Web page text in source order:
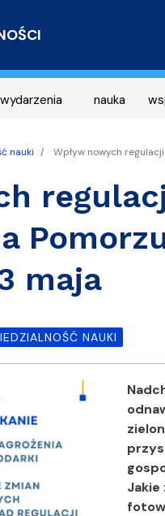
wydarzenia nauka
nauki Wpływ nowych
maja
NAUKI
Jakie